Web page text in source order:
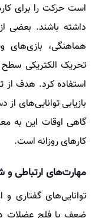
است حرکت را برای
داشته باشند. بعضی
هماهنگی، بازی‌های
تحریک الکتریکی
استفاده کرد. هدف از
بازیابی توانایی‌های
گاهی اوقات این به
کار‌های روزانه است.
مهارت‌های ارتباطی و
توانایی‌های گفتاری